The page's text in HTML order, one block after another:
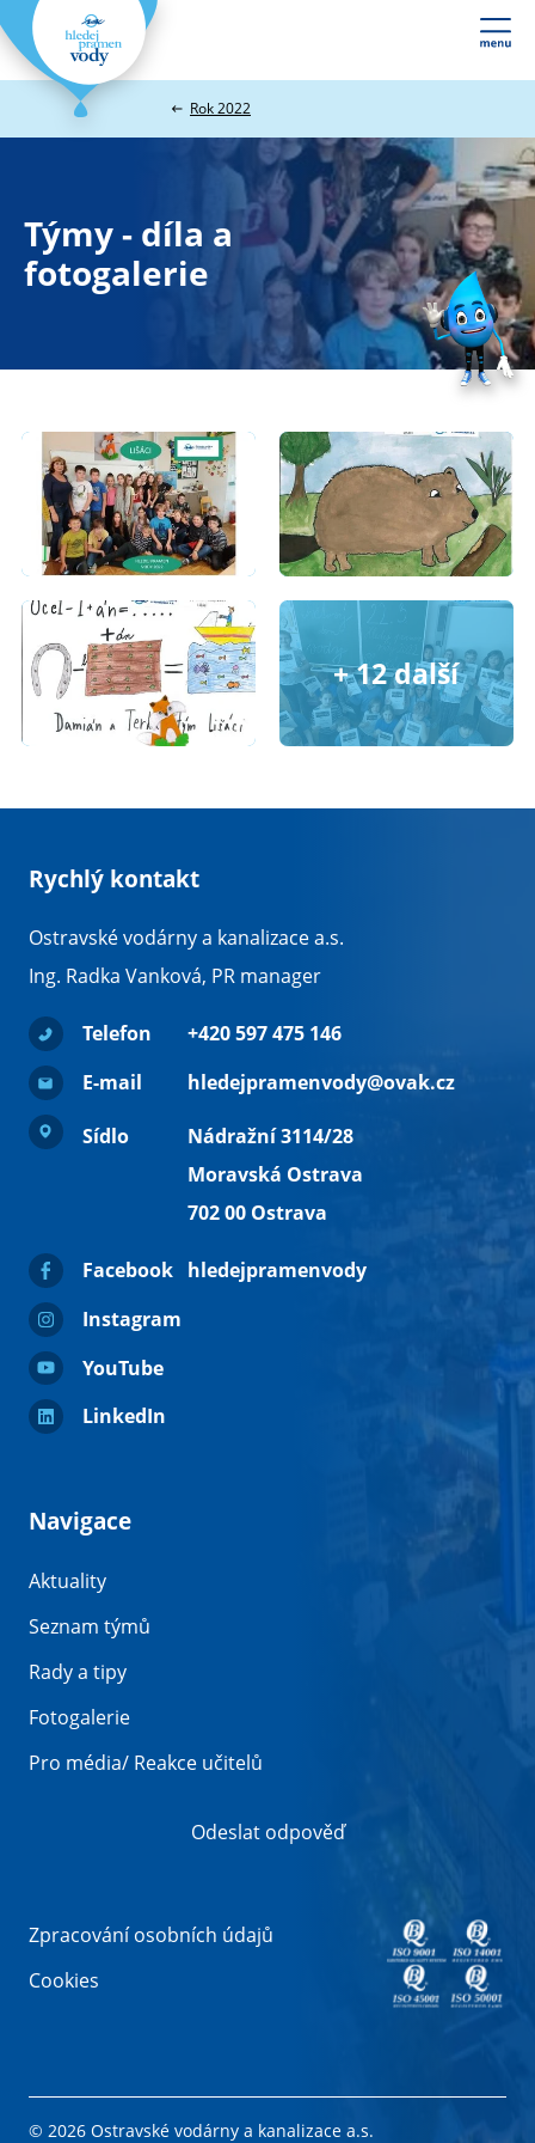
Webové
stránky
míru
Rok 2022
Týmy - díla a
fotogalerie
Rychlý kontakt
Ostravské vodárny a kanalizace a.s.
Ing. Radka Vanková, PR manager
Telefon
+420 597 475 146
E-mail
hledejpramenvody@ovak.cz
Sídlo
Nádražní 3114/28
Moravská Ostrava
702 00 Ostrava
Facebook
hledejpramenvody
Instagram
YouTube
LinkedIn
Navigace
Aktuality
Seznam týmů
Rady a tipy
Fotogalerie
Pro média/ Reakce učitelů
Odeslat odpověď
Zpracování osobních údajů
Cookies
© 2026 Ostravské vodárny a kanalizace a.s.